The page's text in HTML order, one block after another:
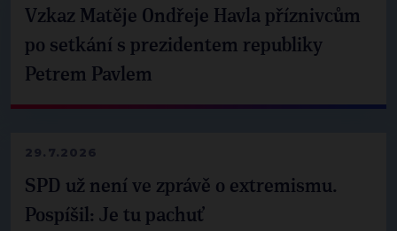
Vzkaz Matěje Ondřeje Havla příznivcům
po setkání s prezidentem republiky
Petrem Pavlem
29.7.2026
SPD už není ve zprávě o extremismu.
Pospíšil: Je tu pachuť